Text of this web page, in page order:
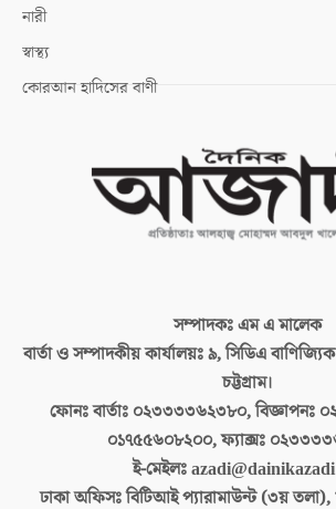
নারী
স্বাস্থ্য
কোরআন হাদিসের বাণী
সম্পাদকঃএম এ মালেক
বার্তা ও সম্পাদকীয় কার্যালয়ঃ৯, সিডিএ
চট্টগ্রাম।
ফোনঃ বার্তাঃ ০২৩৩৩৩৬২৩৮০, বিজ্ঞাপনঃ
০১৭৫৫৬০৮২০০, ফ্যাক্সঃ
ই-মেইলঃ
ঢাকা অফিসঃবিটিআই প্যারামাউন্ট (৩য় তলা),